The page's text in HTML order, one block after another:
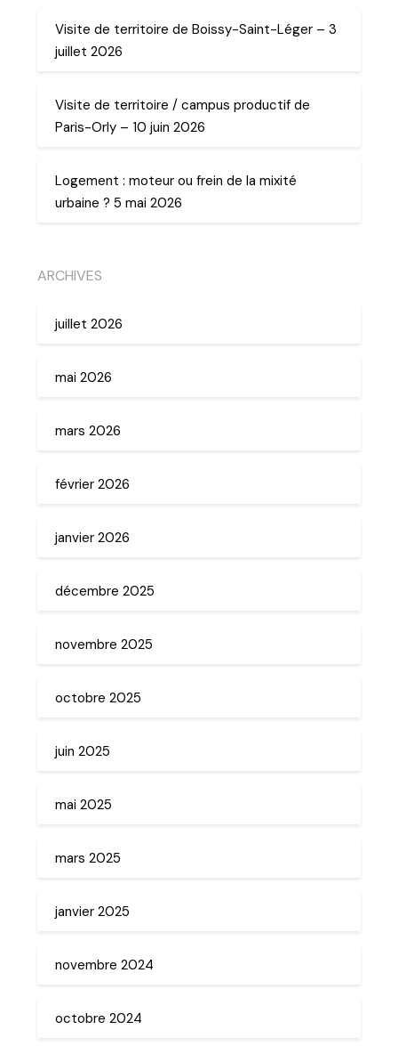
Visite de territoire de Boissy-Saint-Léger – 3
juillet 2026
Visite de territoire / campus productif de
Paris-Orly – 10 juin 2026
Logement : moteur ou frein de la mixité
urbaine ? 5 mai 2026
ARCHIVES
juillet 2026
mai 2026
mars 2026
février 2026
janvier 2026
décembre 2025
novembre 2025
octobre 2025
juin 2025
mai 2025
mars 2025
janvier 2025
novembre 2024
octobre 2024